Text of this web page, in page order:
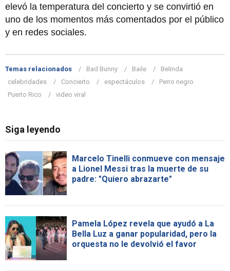
elevó la temperatura del concierto y se convirtió en
uno de los momentos más comentados por el público
y en redes sociales.
Temas relacionados Bad Bunny Baile
Belinda
celebridades
Concierto espectáculos
Perro negro
Puerto Rico
video viral
Siga leyendo
Marcelo Tinelli conmueve con mensaje
a Lionel Messi tras la muerte de su
padre: "Quiero abrazarte"
Pamela López revela que ayudó a La
Bella Luz a ganar popularidad, pero la
orquesta no le devolvió el favor